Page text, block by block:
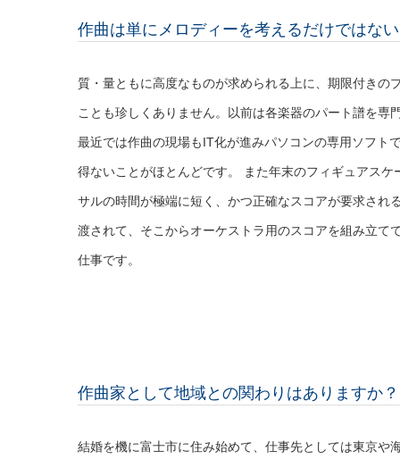
作曲は単にメロディーを考えるだけではな
質・量ともに高度なものが求められる上に、期限付きの
ことも珍しくありません。以前は各楽器のパート譜を
最近では作曲の現場もIT化が進みパソコンの専用ソフト
得ないことがほとんどです。 また年末のフィギュアス
サルの時間が極端に短く、かつ正確なスコアが要求され
渡されて、そこからオーケストラ用のスコアを組み立て
仕事です。
作曲家として地域との関わりはありますか？
結婚を機に富士市に住み始めて、仕事先としては東京や